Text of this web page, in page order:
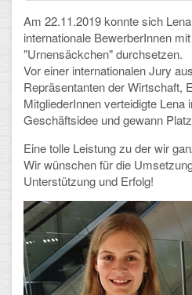
Schulalbum
SCHULLEBEN
Kollegium
Schülervertretung
Gesamtelternvertretung
Sekretariat
Ganztagsschule
Am 22.11.2019 konnte sich
internationale BewerberInnen
"Urnensäckchen" durchsetzen.
Vor einer internationalen Jury
Repräsentanten der Wirtschaft,
MitgliederInnen verteidigte Lena
Geschäftsidee und gewann
Eine tolle Leistung zu der wir
Wirwünschen für die
Unterstützung und Erfolg!